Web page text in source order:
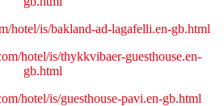
hotel/is/bakland-ad-lagafelli.en-gb.html
hotel/is/thykkvibaer-guesthouse.en-
gb.html
hotel/is/guesthouse-pavi.en-gb.html